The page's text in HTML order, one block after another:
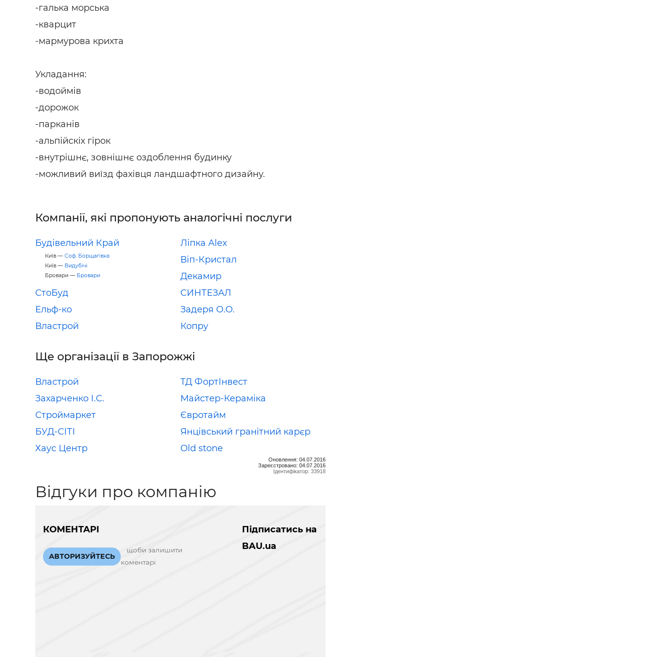
-галька морська
-кварцит
-мармурова крихта
Укладання:
-водоймів
-дорожок
-парканів
-альпійскіх гірок
-внутрішнє, зовнішнє оздоблення будинку
-можливий виїзд фахівця ландшафтного дизайну.
Компанії, які пропонують аналогічні послуги
Будівельний Край
Київ — Соф. Борщагівка
Київ — Видубічі
Бровари — Бровари
Ліпка Alex
Віп-Кристал
Декамир
СтоБуд
СИНТЕЗАЛ
Ельф-ко
Задеря О.О.
Властрой
Копру
Ще організації в Запорожжі
Властрой
ТД ФортІнвест
Захарченко І.С.
Майстер-Кераміка
Строймаркет
Євротайм
БУД-СІТІ
Янцівський гранітний карєр
Хаус Центр
Old stone
Оновлення: 04.07.2016
Зареєстровано: 04.07.2016
Ідентифікатор: 33918
Відгуки про компанію
КОМЕНТАРІ
АВТОРИЗУЙТЕСЬ
щоби залишити
коментарі
Підписатись на
BAU.ua